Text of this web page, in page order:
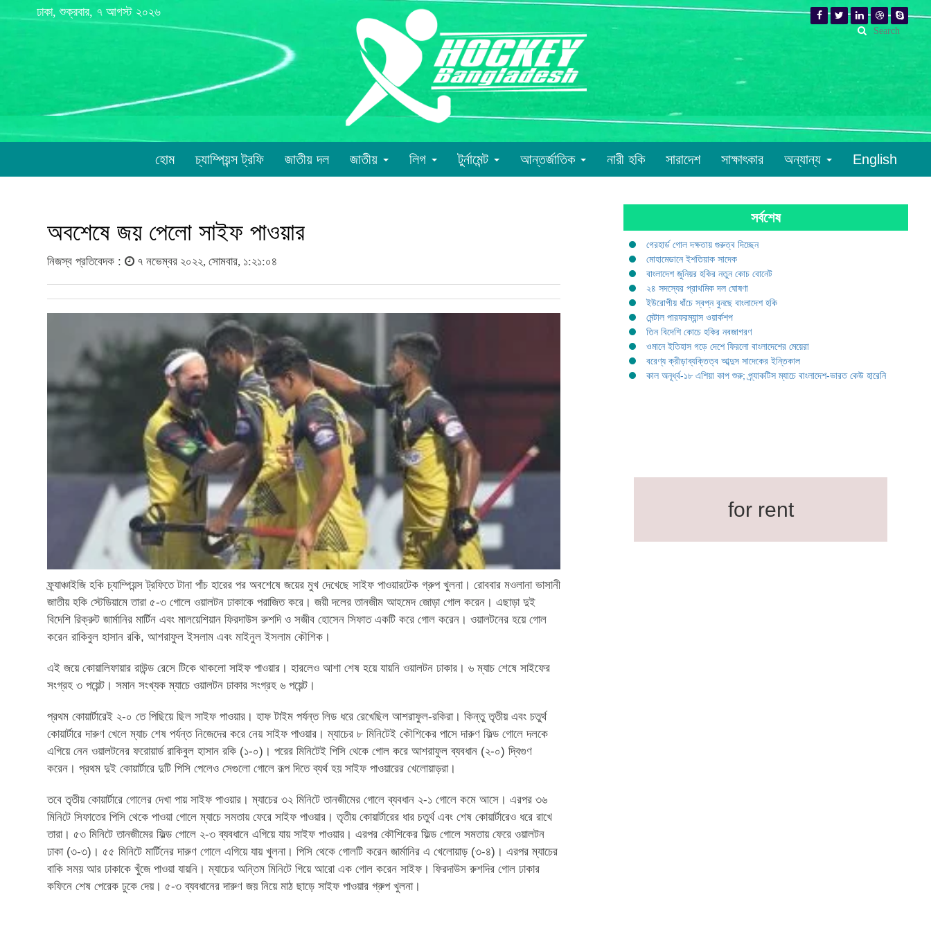
ঢাকা, শুক্রবার, ৭ আগস্ট ২০২৬
হোম চ্যাম্পিয়ন্স ট্রফি জাতীয় দল জাতীয় লিগ টুর্নামেন্ট আন্তর্জাতিক নারী হকি সারাদেশ সাক্ষাৎকার অন্যান্য English
অবশেষে জয় পেলো সাইফ পাওয়ার
নিজস্ব প্রতিবেদক : ৭ নভেম্বর ২০২২, সোমবার, ১:২১:০৪
ফ্র্যাঞ্চাইজি হকি চ্যাম্পিয়ন্স ট্রফিতে টানা পাঁচ হারের পর অবশেষে জয়ের মুখ দেখেছে সাইফ পাওয়ারটেক গ্রুপ খুলনা। রোববার মওলানা ভাসানী
জাতীয় হকি স্টেডিয়ামে তারা ৫-৩ গোলে ওয়ালটন ঢাকাকে পরাজিত করে। জয়ী দলের তানজীম আহমেদ জোড়া গোল করেন। এছাড়া দুই
বিদেশি রিক্রুট জার্মানির মার্টিন এবং মালয়েশিয়ান ফিরদাউস রুশদি ও সজীব হোসেন সিফাত একটি করে গোল করেন। ওয়ালটনের হয়ে গোল
করেন রাকিবুল হাসান রকি, আশরাফুল ইসলাম এবং মাইনুল ইসলাম কৌশিক।
এই জয়ে কোয়ালিফায়ার রাউন্ড রেসে টিকে থাকলো সাইফ পাওয়ার। হারলেও আশা শেষ হয়ে যায়নি ওয়ালটন ঢাকার। ৬ ম্যাচ শেষে সাইফের
সংগ্রহ ৩ পয়েন্ট। সমান সংখ্যক ম্যাচে ওয়ালটন ঢাকার সংগ্রহ ৬ পয়েন্ট।
প্রথম কোয়ার্টারেই ২-০ তে পিছিয়ে ছিল সাইফ পাওয়ার। হাফ টাইম পর্যন্ত লিড ধরে রেখেছিল আশরাফুল-রকিরা। কিন্তু তৃতীয় এবং চতুর্থ
কোয়ার্টারে দারুণ খেলে ম্যাচ শেষ পর্যন্ত নিজেদের করে নেয় সাইফ পাওয়ার। ম্যাচের ৮ মিনিটেই কৌশিকের পাসে দারুণ ফিল্ড গোলে দলকে
এগিয়ে নেন ওয়ালটনের ফরোয়ার্ড রাকিবুল হাসান রকি (১-০)। পরের মিনিটেই পিসি থেকে গোল করে আশরাফুল ব্যবধান (২-০) দ্বিগুণ
করেন। প্রথম দুই কোয়ার্টারে দুটি পিসি পেলেও সেগুলো গোলে রূপ দিতে ব্যর্থ হয় সাইফ পাওয়ারের খেলোয়াড়রা।
তবে তৃতীয় কোয়ার্টারে গোলের দেখা পায় সাইফ পাওয়ার। ম্যাচের ৩২ মিনিটে তানজীমের গোলে ব্যবধান ২-১ গোলে কমে আসে। এরপর ৩৬
মিনিটে সিফাতের পিসি থেকে পাওয়া গোলে ম্যাচে সমতায় ফেরে সাইফ পাওয়ার। তৃতীয় কোয়ার্টারের ধার চতুর্থ এবং শেষ কোয়ার্টারেও ধরে রাখে
তারা। ৫৩ মিনিটে তানজীমের ফিল্ড গোলে ২-৩ ব্যবধানে এগিয়ে যায় সাইফ পাওয়ার। এরপর কৌশিকের ফিল্ড গোলে সমতায় ফেরে ওয়ালটন
ঢাকা (৩-৩)। ৫৫ মিনিটে মার্টিনের দারুণ গোলে এগিয়ে যায় খুলনা। পিসি থেকে গোলটি করেন জার্মানির এ খেলোয়াড় (৩-৪)। এরপর ম্যাচের
বাকি সময় আর ঢাকাকে খুঁজে পাওয়া যায়নি। ম্যাচের অন্তিম মিনিটে গিয়ে আরো এক গোল করেন সাইফ। ফিরদাউস রুশদির গোল ঢাকার
কফিনে শেষ পেরেক ঢুকে দেয়। ৫-৩ ব্যবধানের দারুণ জয় নিয়ে মাঠ ছাড়ে সাইফ পাওয়ার গ্রুপ খুলনা।
সর্বশেষ
গেরহার্ড গোল দক্ষতায় গুরুত্ব দিচ্ছেন
মোহামেডানে ইশতিয়াক সাদেক
বাংলাদেশ জুনিয়র হকির নতুন কোচ বোনেট
২৪ সদস্যের প্রাথমিক দল ঘোষণা
ইউরোপীয় ধাঁচে স্বপ্ন বুনছে বাংলাদেশ হকি
মেন্টাল পারফরম্যান্স ওয়ার্কশপ
তিন বিদেশি কোচে হকির নবজাগরণ
ওমানে ইতিহাস গড়ে দেশে ফিরলো বাংলাদেশের মেয়েরা
বরেণ্য ক্রীড়াব্যক্তিত্ব আব্দুস সাদেকের ইন্তিকাল
কাল অনূর্ধ্ব-১৮ এশিয়া কাপ শুরু; প্র্যাকটিস ম্যাচে বাংলাদেশ-ভারত কেউ হারেনি
for rent